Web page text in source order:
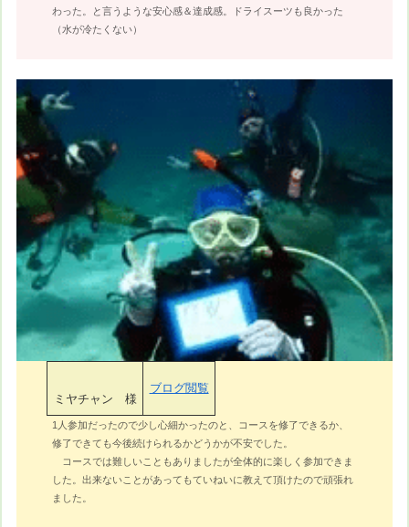
わった。と言うような安心感＆達成感。ドライスーツも良かった
（水が冷たくない）
ミヤチャン 様
ブログ閲覧
1人参加だったので少し心細かったのと、コースを修了できるか、
修了できても今後続けられるかどうかが不安でした。
コースでは難しいこともありましたが全体的に楽しく参加できま
した。出来ないことがあってもていねいに教えて頂けたので頑張れ
ました。